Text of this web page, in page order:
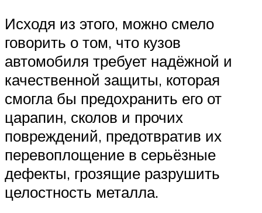
Исходя из этого, можно смело
говорить о том, что кузов
автомобиля требует надёжной и
качественной защиты, которая
смогла бы предохранить его от
царапин, сколов и прочих
повреждений, предотвратив их
перевоплощение в серьёзные
дефекты, грозящие разрушить
целостность металла.